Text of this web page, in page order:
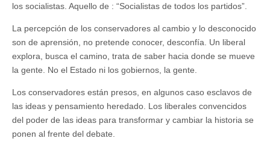
los socialistas. Aquello de : “Socialistas de todos los partidos”.
La percepción de los conservadores al cambio y lo desconocido
son de aprensión, no pretende conocer, desconfía. Un liberal
explora, busca el camino, trata de saber hacia donde se mueve
la gente. No el Estado ni los gobiernos, la gente.
Los conservadores están presos, en algunos caso esclavos de
las ideas y pensamiento heredado. Los liberales convencidos
del poder de las ideas para transformar y cambiar la historia se
ponen al frente del debate.